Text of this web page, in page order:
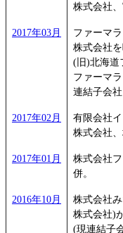
株式会社
2017年03月
ファーマ
株式会社を
(旧)北海道
ファーマ
連結子会
2017年02月
有限会社
株式会社
2017年01月
株式会社
併。
2016年10月
株式会社
株式会社)
(現連結子